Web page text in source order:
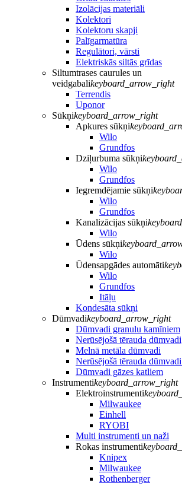
Izolācijas materiāli
Kolektori
Kolektoru skapji
Palīgarmatūra
Regulātori, vārsti
Elektriskās siltās grīdas
Siltumtrases caurules un
veidgabalikeyboard_arrow_right
Terrendis
Uponor
Sūkņikeyboard_arrow_right
Apkures sūkņi
Wilo
Grundfos
Dziļurbuma sūkņi
Wilo
Grundfos
Iegremdējamie sūkņi
Wilo
Grundfos
Kanalizācijas sūkņi
Wilo
Ūdens sūkņi
Wilo
Ūdensapgādes automāti
Wilo
Grundfos
Itāļu
Kondesāta sūkņi
Dūmvadikeyboard_arrow_right
Dūmvadi granulu kamīniem
Nerūsējošā tērauda dūmvadi
Melnā metāla dūmvadi
Nerūsējošā tērauda
Dūmvadi gāzes katliem
Instrumentikeyboard_arrow_right
Elektroinstrumenti
Milwaukee
Einhell
RYOBI
Multi instrumenti un naži
Rokas instrumenti
Knipex
Milwaukee
Rothenberger